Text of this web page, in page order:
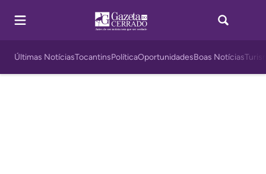
Últimas NotíciasTocantinsPolíticaOportunidadesBoas Notícias